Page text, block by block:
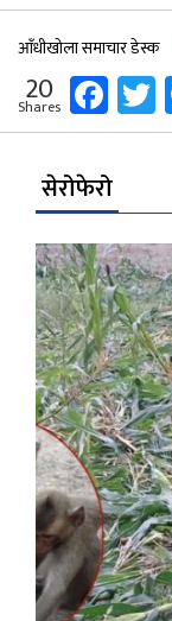
आँधीखोला समाचार डेस्क
20
Shares
सेरोफेरो